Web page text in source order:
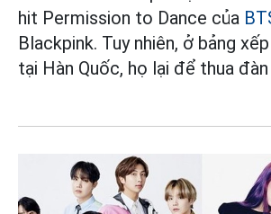
hit Permission to Dance của
Blackpink. Tuy nhiên, ở bảng
tại Hàn Quốc, họ lại để thua